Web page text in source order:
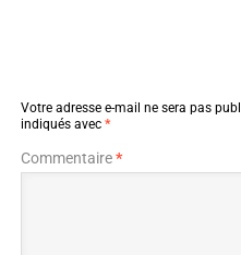
Votre adresse e-mail ne sera pas
indiqués avec *
Commentaire*